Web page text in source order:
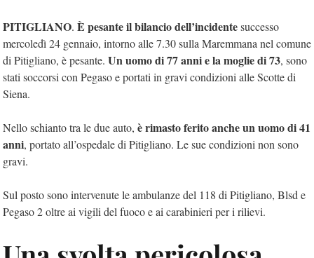
PITIGLIANO. È pesante il bilancio dell’incidentesuccesso
mercoledì 24 gennaio, intorno alle 7.30 sulla Maremmana nel comune
di Pitigliano, è pesante. Un uomo di 77 anni e la moglie di 73, sono
stati soccorsi con Pegaso e portati in gravi condizioni alle Scotte di
Siena.
Nello schianto tra le due auto, è rimasto ferito anche un uomo di 41
anni, portato all’ospedale di Pitigliano. Le sue condizioni non sono
gravi.
Sul posto sono intervenute le ambulanze del 118 di Pitigliano, Blsd e
Pegaso 2 oltre ai vigili del fuoco e ai carabinieri per i rilievi.